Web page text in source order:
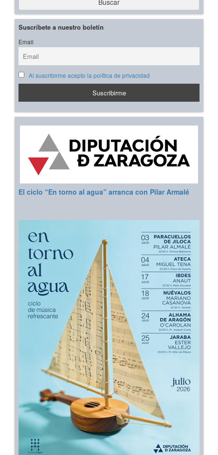
Suscríbete a nuestro boletín
Email
Al suscribirme acepto la política de privacidad
El ciclo “En torno al agua” arranca con Pilar Armalé